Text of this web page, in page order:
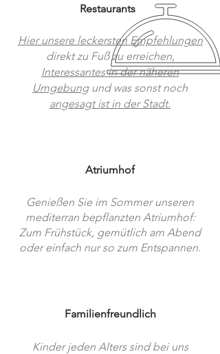
Restaurants
Hier unsere leckersten Empfehlungen
direkt zu Fuß zu erreichen,
Interessantes in der näheren
Umgebungund was sonst noch
angesagt ist in der Stadt.
Atriumhof
Genießen Sie im Sommer unseren
mediterran bepflanzten Atriumhof:
Zum Frühstück, gemütlich am Abend
oder einfach nur so zum Entspannen.
Familienfreundlich
Kinder jeden Alters sind bei uns